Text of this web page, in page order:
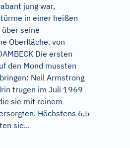
jung war,
in einer heißen
seine
Oberfläche. von
Die ersten
den Mond mussten
Neil Armstrong
trugen im Juli 1969
sie mit reinem
Höchstens 6,5
sie...